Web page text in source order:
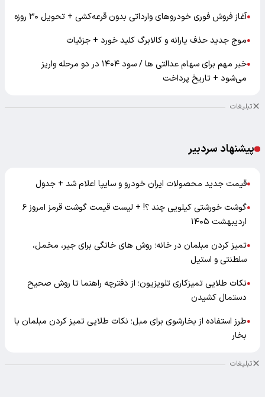
●آغاز فروش فوری خودروهای وارداتی بدون قرعه‌کشی + تحویل ۳۰ روزه
●موج جدید حذف یارانه و کالابرگ کلید خورد + جزئیات
●
خبر مهم برای سهام عدالتی ها / سود ۱۴۰۴ در دو مرحله واریز
می‌شود + تاریخ پرداخت
تبلیغات
پیشنهاد سردبیر
●قیمت جدید محصولات ایران خودرو و سایپا اعلام شد + جدول
●
گوشت خورشتی کیلویی چند ؟! + لیست قیمت گوشت قرمز امروز ۶
اردیبهشت ۱۴۰۵
●تمیز کردن مبلمان در خانه؛ روش های خانگی برای جیر، مخمل،
سلطنتی و استیل
●نکات طلایی تمیزکاری تلویزیون؛ از دفترچه راهنما تا روش صحیح
دستمال کشیدن
●طرز استفاده از بخارشوی برای مبل؛ نکات طلایی تمیز کردن مبلمان با
بخار
تبلیغات